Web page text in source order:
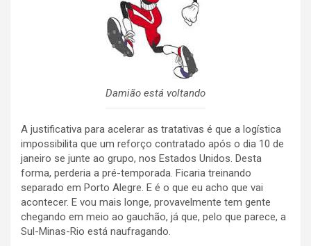
Damião está voltando
A justificativa para acelerar as tratativas é que a logística
impossibilita que um reforço contratado após o dia 10 de
janeiro se junte ao grupo, nos Estados Unidos. Desta
forma, perderia a pré-temporada. Ficaria treinando
separado em Porto Alegre. E é o que eu acho que vai
acontecer. E vou mais longe, provavelmente tem gente
chegando em meio ao gauchão, já que, pelo que parece, a
Sul-Minas-Rio está naufragando.